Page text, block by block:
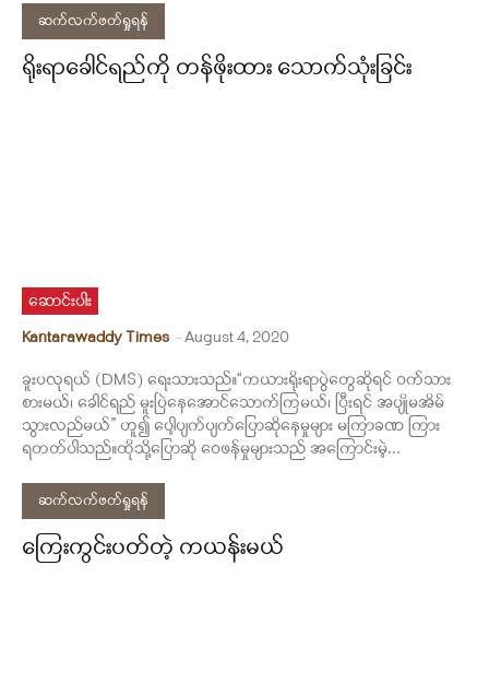
ဆက်လက်ဖတ်ရှုရန်
ရိုးရာခေါင်ရည်ကို တန်ဖိုးထား သောက်သုံးခြင်း
ဆောင်းပါး
Kantarawaddy Times -August 4, 2020
ခူးပလုရယ် (DMS) ရေးသားသည်။“ကယားရိုးရာပွဲတွေဆိုရင် ဝက်သား
စားမယ်၊ ခေါင်ရည် မူးပြဲနေအောင်သောက်ကြမယ်၊ ပြီးရင် အပျိုမအိမ်
သွားလည်မယ်” ဟူ၍ ပေါ့ပျက်ပျက်ပြောဆိုနေမှုများ မကြာခဏ ကြား
ရတတ်ပါသည်။ထိုသို့ပြောဆို ဝေဖန်မှုများသည် အကြောင်းမဲ့...
ဆက်လက်ဖတ်ရှုရန်
ကြေးကွင်းပတ်တဲ့ ကယန်းမယ်